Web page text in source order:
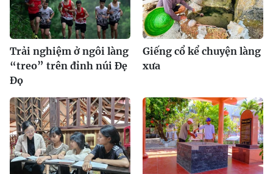
Trải nghiệm ở ngôi làng
“treo” trên đỉnh núi Ðẹ
Ðọ
Giếng cổ kể chuyện làng
xưa